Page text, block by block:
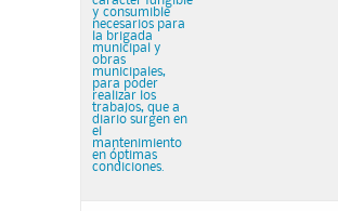
y consumible
necesarios para
la brigada
municipal y
obras
municipales,
para poder
realizar los
trabajos, que a
diario surgen en
el
mantenimiento
en óptimas
condiciones.